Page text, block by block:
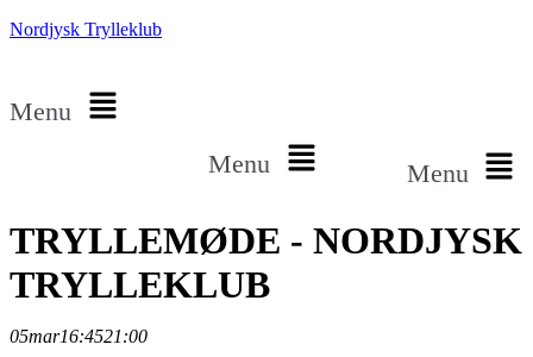
Nordjysk Trylleklub
Menu
Menu
Menu
TRYLLEMØDE - NORDJYSK
TRYLLEKLUB
05mar16:4521:00